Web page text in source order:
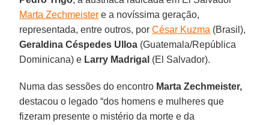
Marta Zechmeister e a novíssima geração,
representada, entre outros, porCésar Kuzma (Brasil),
Geraldina Céspedes Ulloa (Guatemala/República
Dominicana) e Larry Madrigal (El Salvador).
Numa das sessões do encontro Marta Zechmeister,
destacou o legado “dos homens e mulheres que
fizeram presente o mistério da morte e da